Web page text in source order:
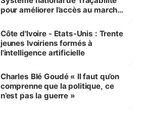
pour améliorer l’accès au marché
Côte d'Ivoire - Etats-Unis : Trente
jeunes Ivoiriens formés à
l'intelligence artificielle
Charles Blé Goudé « Il faut qu’on
comprenne que la politique, ce
n’est pas la guerre »